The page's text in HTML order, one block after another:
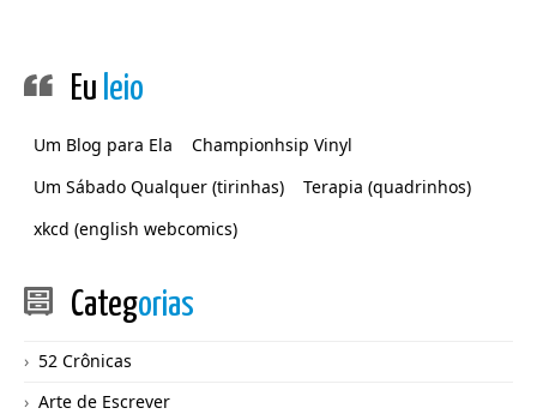
Eu leio
Um Blog para Ela
Championhsip Vinyl
Um Sábado Qualquer (tirinhas)
Terapia (quadrinhos)
xkcd (english webcomics)
Categorias
52 Crônicas
Arte de Escrever